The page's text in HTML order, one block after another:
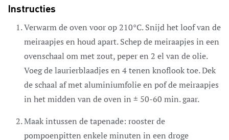
Instructies
Verwarm de oven voor op 210°C. Snijd het loof van de
meiraapjes en houd apart. Schep de meiraapjes in een
ovenschaal om met zout, peper en 2 el van de olie.
Voeg de laurierblaadjes en 4 tenen knoflook toe. Dek
de schaal af met aluminiumfolie en pof de meiraapjes
in het midden van de oven in ± 50-60 min. gaar.
Maak intussen de tapenade: rooster de
pompoenpitten enkele minuten in een droge